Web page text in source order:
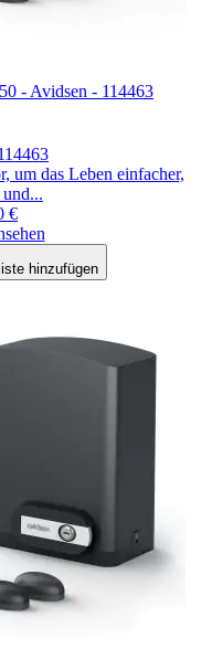
- Avidsen - 114463
um das Leben einfacher,
und...
€
hinzufügen